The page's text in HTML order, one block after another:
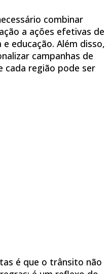
combinar
a ações efetivas de
educação. Além disso,
campanhas de
cada região pode ser
é que o trânsito não